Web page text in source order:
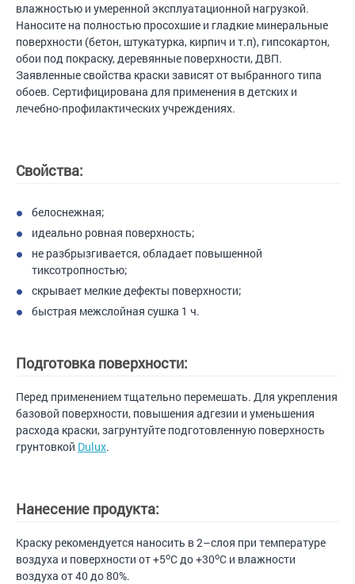
влажностью и умеренной эксплуатационной нагрузкой.
Наносите на полностью просохшие и гладкие минеральные
поверхности (бетон, штукатурка, кирпич и т.п), гипсокартон,
обои под покраску, деревянные поверхности, ДВП.
Заявленные свойства краски зависят от выбранного типа
обоев. Сертифицирована для применения в детских и
лечебно-профилактических учреждениях.
Свойства:
белоснежная;
идеально ровная поверхность;
не разбрызгивается, обладает повышенной
тиксотропностью;
скрывает мелкие дефекты поверхности;
быстрая межслойная сушка 1 ч.
Подготовка поверхности:
Перед применением тщательно перемешать. Для укрепления
базовой поверхности, повышения адгезии и уменьшения
расхода краски, загрунтуйте подготовленную поверхность
грунтовкой Dulux.
Нанесение продукта:
Краску рекомендуется наносить в 2–слоя при температуре
воздуха и поверхности от +5oС до +30oС и влажности
воздуха от 40 до 80%.